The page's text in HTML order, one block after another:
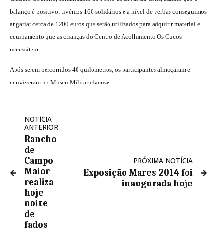
balanço é positivo: tivémos 160 solidários e a nível de verbas conseguimos
angariar cerca de 1200 euros que serão utilizados para adquirir material e
equipamento que as crianças do Centro de Acolhimento Os Cucos
necessitem.
Após serem percorridos 40 quilómetros, os participantes almoçaram e
conviveram no Museu Militar elvense.
NOTÍCIA
ANTERIOR
Rancho
de
Campo
Maior
realiza
hoje
noite
de
fados
PRÓXIMA NOTÍCIA
Exposição Mares 2014 foi
inaugurada hoje